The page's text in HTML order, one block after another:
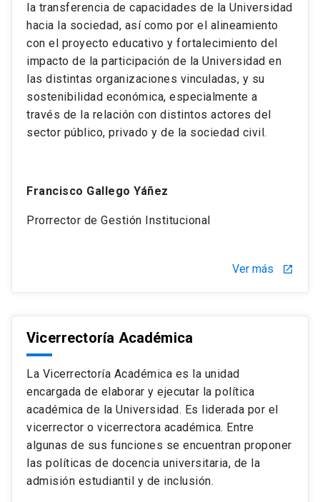
la transferencia de capacidades de la Universidad
hacia la sociedad, así como por el alineamiento
con el proyecto educativo y fortalecimiento del
impacto de la participación de la Universidad en
las distintas organizaciones vinculadas, y su
sostenibilidad económica, especialmente a
través de la relación con distintos actores del
sector público, privado y de la sociedad civil.
Francisco Gallego Yáñez
Prorrector de Gestión Institucional
Ver más launch
Vicerrectoría Académica
La Vicerrectoría Académica es la unidad
encargada de elaborar y ejecutar la política
académica de la Universidad. Es liderada por el
vicerrector o vicerrectora académica. Entre
algunas de sus funciones se encuentran proponer
las políticas de docencia universitaria, de la
admisión estudiantil y de inclusión.